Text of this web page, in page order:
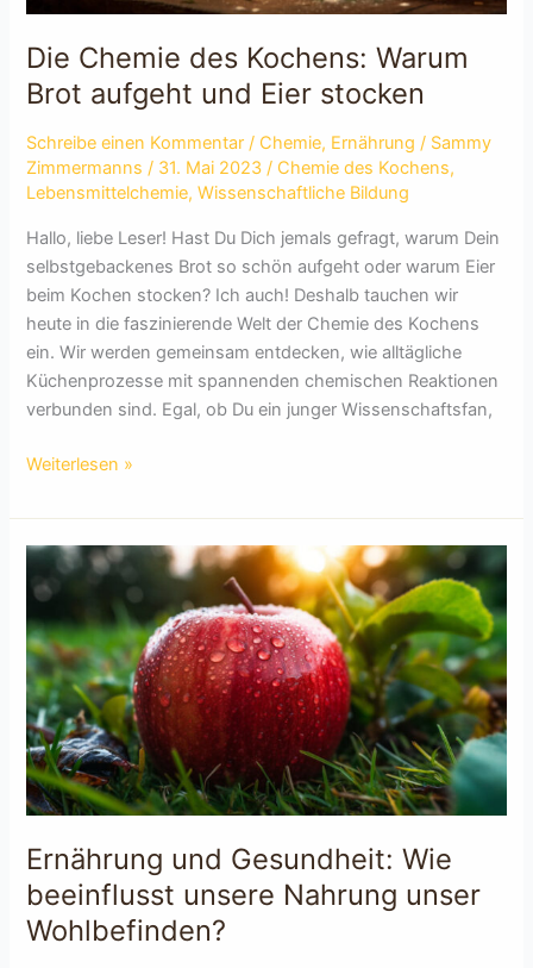
Die Chemie des Kochens: Warum
Brot aufgeht und Eier stocken
Schreibe einen Kommentar / Chemie, Ernährung / Sammy
Zimmermanns/ 31. Mai 2023/ Chemie des Kochens,
Lebensmittelchemie,Wissenschaftliche Bildung
Hallo, liebe Leser! Hast Du Dich jemals gefragt, warum Dein
selbstgebackenes Brot so schön aufgeht oder warum Eier
beim Kochen stocken? Ich auch! Deshalb tauchen wir
heute in die faszinierende Welt der Chemie des Kochens
ein. Wir werden gemeinsam entdecken, wie alltägliche
Küchenprozesse mit spannenden chemischen Reaktionen
verbunden sind. Egal, ob Du ein junger Wissenschaftsfan,
Die
des
Kochens:
Warum
Brot
aufgeht
und
Eier
stocken
Weiterlesen »
Ernährung und Gesundheit: Wie
beeinflusst unsere Nahrung unser
Wohlbefinden?